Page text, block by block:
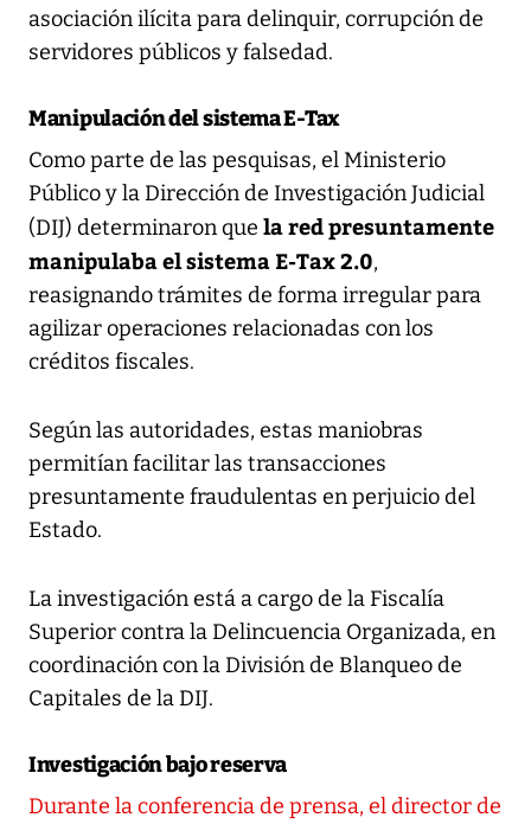
asociación ilícita para delinquir, corrupción de
servidores públicos y falsedad.
Manipulación del sistema E-Tax
Como parte de las pesquisas, el Ministerio
Público y la Dirección de Investigación Judicial
(DIJ) determinaron que la red presuntamente
manipulaba el sistema E-Tax 2.0,
reasignando trámites de forma irregular para
agilizar operaciones relacionadas con los
créditos fiscales.
Según las autoridades, estas maniobras
permitían facilitar las transacciones
presuntamente fraudulentas en perjuicio del
Estado.
La investigación está a cargo de la Fiscalía
Superior contra la Delincuencia Organizada, en
coordinación con la División de Blanqueo de
Capitales de la DIJ.
Investigación bajo reserva
Durante la conferencia de prensa, el director de